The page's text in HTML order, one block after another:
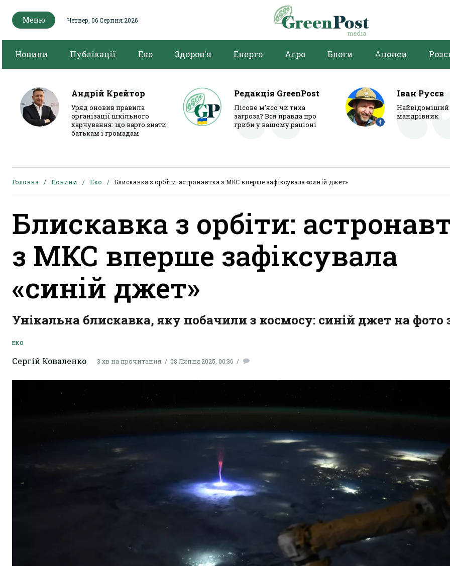
Меню Четвер, 06 Серпня 2026
Новини Публікації Еко Здоров'я Енерго Агро Блоги Анонси
Андрій Крейтор
Уряд оновив правила
організації шкільного
харчування: що варто знати
батькам і громадам
Редакція GreenPost
Лісове м’ясо чи тиха
загроза? Вся правда про
гриби у вашому раціоні
Іван Русєв
мандрівник
Головна Новини Еко Блискавка з орбіти: астронавтка з МКС вперше зафіксувала «синій джет»
Блискавка з орбіти:
з МКС вперше зафіксувала
«синій джет»
Унікальна блискавка, яку побачили з космосу: синій джет на
ЕКО
Сергій Коваленко 3 хв на прочитання 08 Липня 2025, 00:36